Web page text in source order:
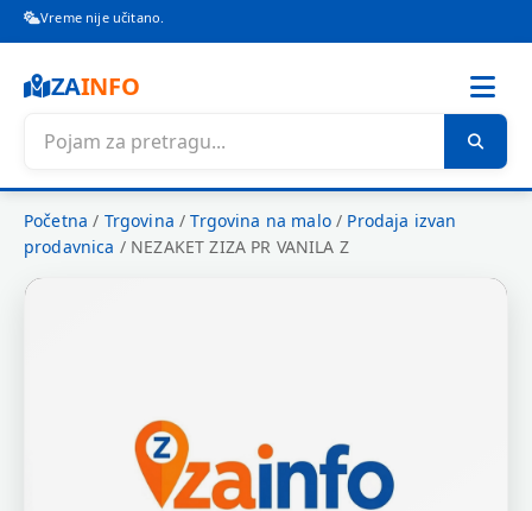
Vreme nije učitano.
ZAINFO
Početna / Trgovina /Trgovina na malo/ Prodaja izvan
prodavnica / NEZAKET ZIZA PR VANILA Z